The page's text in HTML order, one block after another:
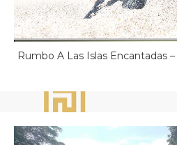
Rumbo A Las Islas Encantadas